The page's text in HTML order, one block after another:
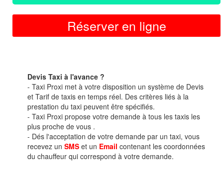
Réserver en ligne
Devis Taxi à l'avance ?
- Taxi Proxi met à votre disposition un système de Devis
et Tarif de taxis en temps réel. Des critères liés à la
prestation du taxi peuvent être spécifiés.
- Taxi Proxi propose votre demande à tous les taxis les
plus proche de vous .
- Dés l'acceptation de votre demande par un taxi, vous
recevez un SMS et un Email contenant les coordonnées
du chauffeur qui correspond à votre demande.